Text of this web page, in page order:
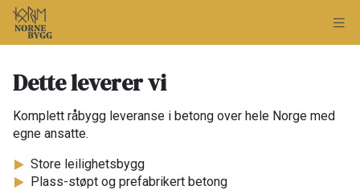
Dette leverer vi
Komplett råbygg leveranse i betong over hele Norge med
egne ansatte.​
​Store leilighetsbygg​
Plass-støpt og prefabrikert betong​